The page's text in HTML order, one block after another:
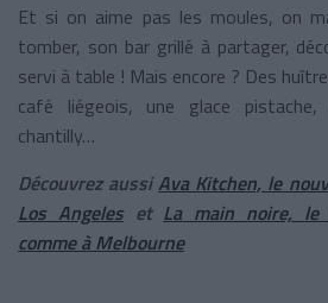
Et si on aime pas les moules, on
tomber, son bar grillé à partager,
servi à table ! Mais encore ? Des
café liégeois, une glace
chantilly…
Découvrez aussiAva Kitchen, le
Los Angeleset La main noire, le
comme à Melbourne